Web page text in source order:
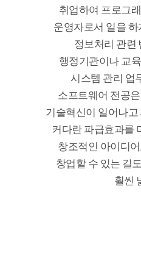
취업하여 프로그
운영자로서 일을 하
정보처리 관련
행정기관이나 교
시스템 관리 업
소프트웨어 전공
기술혁신이 일어나고
커다란 파급효과를
창조적인 아이디
창업할 수 있는 길
훨씬